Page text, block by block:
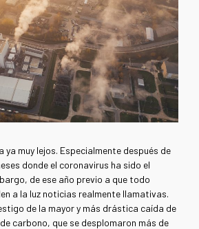
ya muy lejos. Especialmente después de
donde el coronavirus ha sido el
de ese año previo a que todo
a la luz noticias realmente llamativas.
de la mayor y más drástica caída de
carbono, que se desplomaron más de